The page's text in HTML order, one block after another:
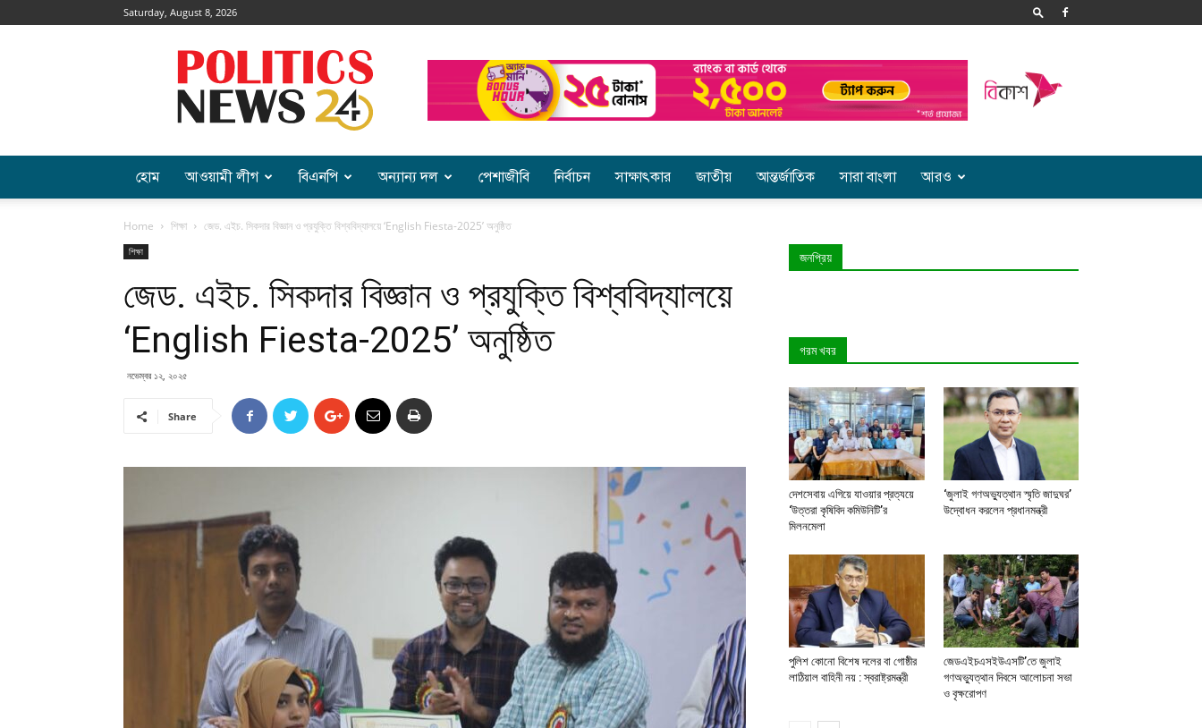
Saturday, August 8, 2026
Politics
হোম আওয়ামী লীগ বিএনপি অন্যান্য দল পেশাজীবি নির্বাচন সাক্ষাৎকার জাতীয় আন্তর্জাতিক সারা বাংলা আরও
Home শিক্ষা জেড. এইচ. সিকদার বিজ্ঞান ও প্রযুক্তি বিশ্ববিদ্যালয়ে ‘English Fiesta-2025’ অনুষ্ঠিত
শিক্ষা
জেড. এইচ. সিকদার বিজ্ঞান ও প্রযুক্তি বিশ্ববিদ্যালয়ে
‘English Fiesta-2025’ অনুষ্ঠিত
নভেম্বর ১২, ২০২৫
Share
জনপ্রিয়
গরম খবর
দেশসেবায় এগিয়ে যাওয়ার প্রত্যয়ে
‘উত্তরা কৃষিবিদ কমিউনিটি’র
মিলনমেলা
‘জুলাই গণঅভ্যুত্থান স্মৃতি জাদুঘর’
উদ্বোধন করলেন প্রধানমন্ত্রী
পুলিশ কোনো বিশেষ দলের বা গোষ্ঠীর
লাঠিয়াল বাহিনী নয় : স্বরাষ্ট্রমন্ত্রী
জেডএইচএসইউএসটি’তে জুলাই
গণঅভ্যুত্থান দিবসে আলোচনা সভা
ও বৃক্ষরোপণ